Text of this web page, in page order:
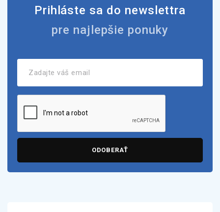
Prihláste sa do newslettra
pre najlepšie ponuky
ODOBERAŤ